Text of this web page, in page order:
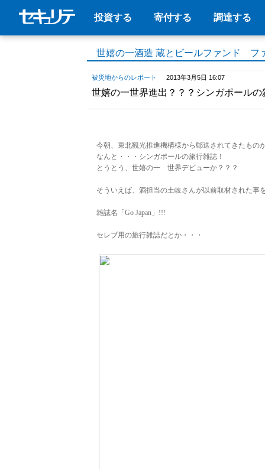
投資する 寄付する 調達する
世嬉の一酒造 蔵とビールファンド フ
被災地からのレポート 2013年3月5日 16:07
世嬉の一世界進出？？？シンガポールの
今朝、東北観光推進機構様から郵送されてきたもの
なんと・・・シンガポールの旅行雑誌！
とうとう、世嬉の一 世界デビューか？？？
そういえば、酒担当の土岐さんが以前取材された事
雑誌名「Go Japan」!!!
セレブ用の旅行雑誌だとか・・・